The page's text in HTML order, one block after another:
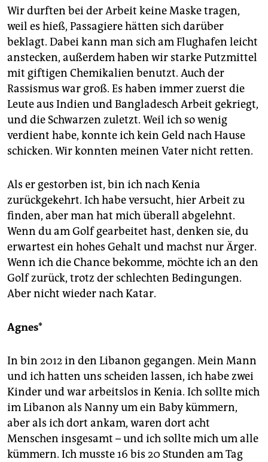
Wir durften bei der Arbeit keine Maske tragen,
weil es hieß, Passagiere hätten sich darüber
beklagt. Dabei kann man sich am Flughafen leicht
anstecken, außerdem haben wir starke Putzmittel
mit giftigen Chemikalien benutzt. Auch der
Rassismus war groß. Es haben immer zuerst die
Leute aus Indien und Bangladesch Arbeit gekriegt,
und die Schwarzen zuletzt. Weil ich so wenig
verdient habe, konnte ich kein Geld nach Hause
schicken. Wir konnten meinen Vater nicht retten.
Als er gestorben ist, bin ich nach Kenia
zurückgekehrt. Ich habe versucht, hier Arbeit zu
finden, aber man hat mich überall abgelehnt.
Wenn du am Golf gearbeitet hast, denken sie, du
erwartest ein hohes Gehalt und machst nur Ärger.
Wenn ich die Chance bekomme, möchte ich an den
Golf zurück, trotz der schlechten Bedingungen.
Aber nicht wieder nach Katar.
Agnes*
In bin 2012 in den Libanon gegangen. Mein Mann
und ich hatten uns scheiden lassen, ich habe zwei
Kinder und war arbeitslos in Kenia. Ich sollte mich
im Libanon als Nanny um ein Baby kümmern,
aber als ich dort ankam, waren dort acht
Menschen insgesamt – und ich sollte mich um alle
kümmern. Ich musste 16 bis 20 Stunden am Tag